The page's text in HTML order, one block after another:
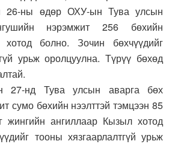
26-ны өдөр ОХУ-ын Тува улсын
нэрэмжит 256 бөхийн
болно. Зочин бөхчүүдийг
урьж оролцуулна. Түрүү бөхөд
27-нд Тува улсын аварга бөх
сумо бөхийн нээлттэй тэмцээн 85
жингийн ангиллаар Кызыл хотод
тооны хязгаарлалтгүй урьж